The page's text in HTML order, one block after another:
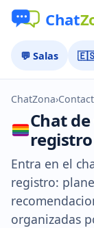
💬 Salas 🇪🇸
ChatZona›
Chat
registro
Entra en el
registro:
organizadas